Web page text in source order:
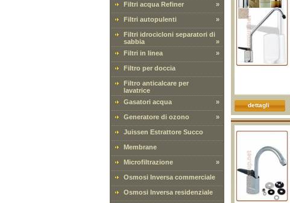
Filtri acqua Refiner »
Filtri autopulenti »
Filtri idrocicloni separatori di
sabbia
»
Filtri in linea
»
Filtro per doccia
Filtro anticalcare per
lavatrice
Gasatori acqua
»
Generatore di ozono »
Juissen Estrattore Succo
Membrane
Microfiltrazione »
Osmosi Inversa commerciale
Osmosi Inversa residenziale
dettagli